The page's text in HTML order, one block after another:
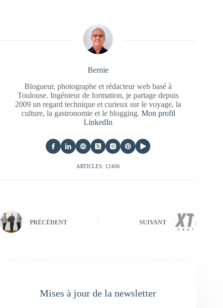
Bernie
Blogueur, photographe et rédacteur web basé à
Toulouse. Ingénieur de formation, je partage depuis
2009 un regard technique et curieux sur le voyage, la
culture, la gastronomie et le blogging. Mon profil
LinkedIn
ARTICLES: 12406
PRÉCÉDENT SUIVANT
Mises à jour de la newsletter